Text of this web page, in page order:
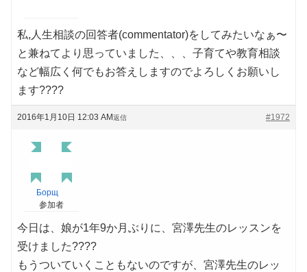
私,人生相談の回答者(commentator)をしてみたいなぁ〜
と兼ねてより思っていました、、、子育てや教育相談
など幅広く何でもお答えしますのでよろしくお願いし
ます????
2016年1月10日 12:03 AM #1972
返信
Борщ
参加者
今日は、娘が1年9か月ぶりに、宮澤先生のレッスンを
受けました????
もうついていくこともないのですが、宮澤先生のレッ